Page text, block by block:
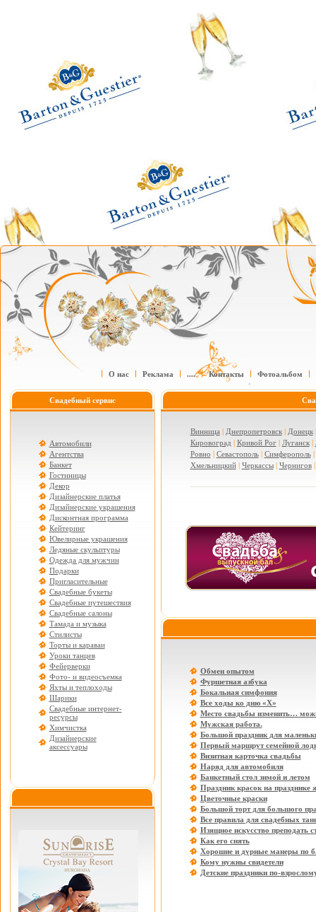
О нас Реклама .... Контакты Фотоальбом
Свадебный сервис
Автомобили
Агентства
Банкет
Гостиницы
Декор
Дизайнерские платья
Дизайнерские украшения
Дисконтная программа
Кейтеринг
Ювелирные украшения
Ледяные скульптуры
Одежда для мужчин
Подарки
Пригласительные
Свадебные букеты
Свадебные путешествия
Свадебные салоны
Тамада и музыка
Стилисты
Торты и караваи
Уроки танцев
Фейерверки
Фото- и видеосъемка
Яхты и теплоходы
Шарики
Свадебные интернет-
ресурсы
Химчистка
Дизайнерские
аксессуары
Винница | Днепропетровск| Донецк
Кировоград | Кривой Рог| Луганск|
Ровно | Севастополь| Симферополь|
Хмельницкий| Черкассы| Чернигов
Обмен опытом
Фуршетная азбука
Бокальная симфония
Все ходы ко дню «Х»
Место свадьбы изменить…
Мужская работа.
Большой праздник для
Первый маршрут семейной
Визитная карточка свадьбы
Наряд для автомобиля
Банкетный стол зимой и летом
Праздник красок на празднике
Цветочные краски
Большой торт для большого
Все правила для свадебных
Изящное искусство преподать
Как его снять
Хорошие и дурные манеры по
Кому нужны свидетели
Детские праздники по-